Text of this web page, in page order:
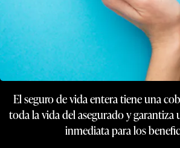
El seguro de vida entera tiene una
toda la vida del asegurado y
inmediata para los